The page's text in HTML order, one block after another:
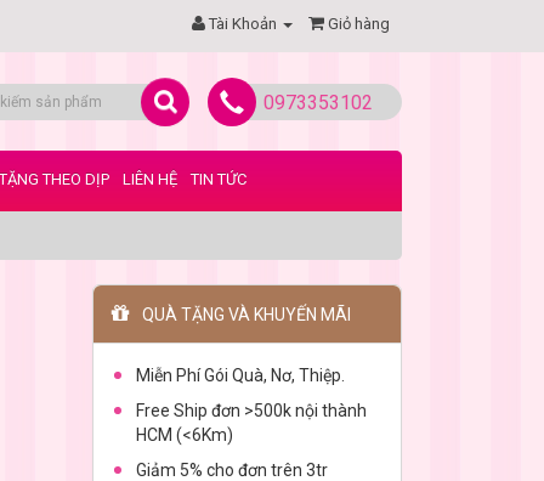
Tài Khoản Giỏ hàng
0973353102
THEO DỊP LIÊN HỆ TIN TỨC
QUÀ TẶNG VÀ KHUYẾN MÃI
Miễn Phí Gói Quà, Nơ, Thiệp.
Free Ship đơn >500k nội thành
HCM (<6Km)
Giảm 5% cho đơn trên 3tr